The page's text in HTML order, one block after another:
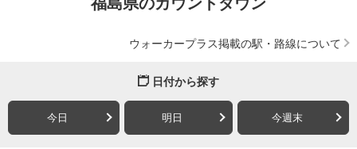
ウォーカープラス掲載の駅・路線について
日付から探す
今日 明日 今週末